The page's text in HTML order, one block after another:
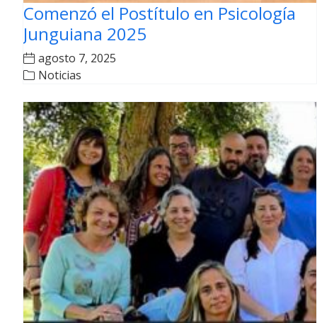
Comenzó el Postítulo en Psicología
Junguiana 2025
agosto 7, 2025
Noticias